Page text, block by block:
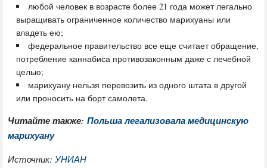
любой человек в возрасте более 21 года может легально
выращивать ограниченное количество марихуаны или
владеть ею;
федеральное правительство все еще считает обращение,
потребление каннабиса противозаконным даже с лечебной
целью;
марихуану нельзя перевозить из одного штата в другой
или проносить на борт самолета.
Читайте также:Польша легализовала медицинскую
марихуану
Источник:УНИАН